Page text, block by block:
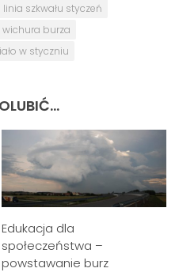
linia szkwału styczeń
wichura burza
w styczniu
Edukacja dla
społeczeństwa –
powstawanie burz